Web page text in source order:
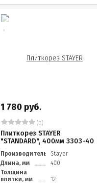
1 780 руб.
(0)
Плиткорез STAYER
"STANDARD", 400мм 3303-40
Производитель
Stayer
Длина, мм
400
Толщина
плитки, мм
12